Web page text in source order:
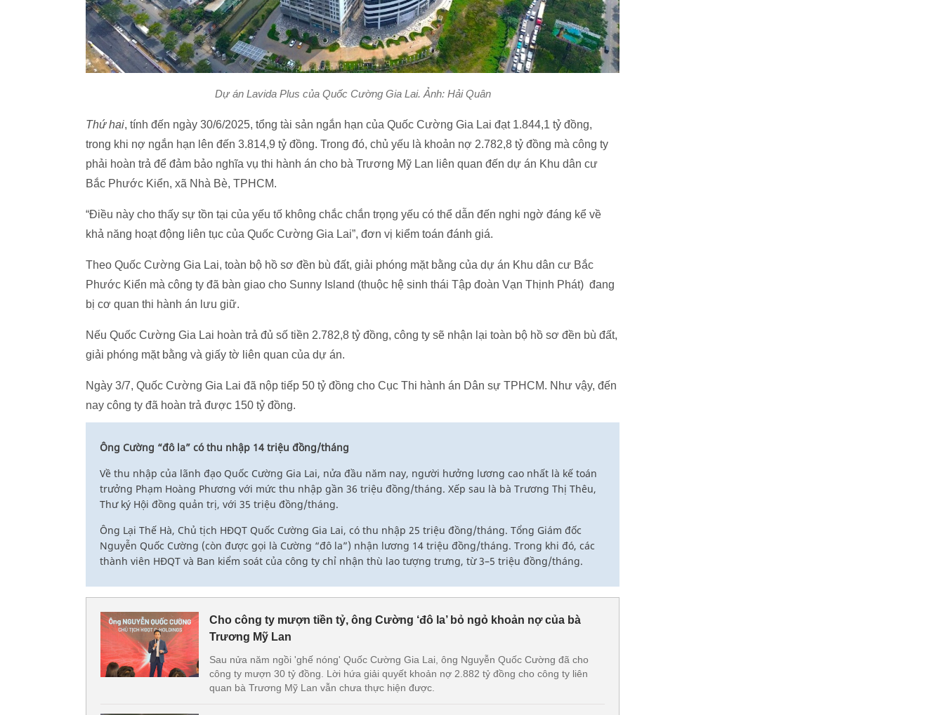
Dự án Lavida Plus của Quốc Cường Gia Lai. Ảnh: Hải Quân
Thứ hai, tính đến ngày 30/6/2025, tổng tài sản ngắn hạn của Quốc Cường Gia Lai đạt 1.844,1 tỷ đồng,
trong khi nợ ngắn hạn lên đến 3.814,9 tỷ đồng. Trong đó, chủ yếu là khoản nợ 2.782,8 tỷ đồng mà công ty
phải hoàn trả để đảm bảo nghĩa vụ thi hành án cho bà Trương Mỹ Lan liên quan đến dự án Khu dân cư
Bắc Phước Kiển, xã Nhà Bè, TPHCM.
“Điều này cho thấy sự tồn tại của yếu tố không chắc chắn trọng yếu có thể dẫn đến nghi ngờ đáng kể về
khả năng hoạt động liên tục của Quốc Cường Gia Lai”, đơn vị kiểm toán đánh giá.
Theo Quốc Cường Gia Lai, toàn bộ hồ sơ đền bù đất, giải phóng mặt bằng của dự án Khu dân cư Bắc
Phước Kiển mà công ty đã bàn giao cho Sunny Island (thuộc hệ sinh thái Tập đoàn Vạn Thịnh Phát) đang
bị cơ quan thi hành án lưu giữ.
Nếu Quốc Cường Gia Lai hoàn trả đủ số tiền 2.782,8 tỷ đồng, công ty sẽ nhận lại toàn bộ hồ sơ đền bù đất,
giải phóng mặt bằng và giấy tờ liên quan của dự án.
Ngày 3/7, Quốc Cường Gia Lai đã nộp tiếp 50 tỷ đồng cho Cục Thi hành án Dân sự TPHCM. Như vậy, đến
nay công ty đã hoàn trả được 150 tỷ đồng.
Ông Cường “đô la” có thu nhập 14 triệu đồng/tháng
Về thu nhập của lãnh đạo Quốc Cường Gia Lai, nửa đầu năm nay, người hưởng lương cao nhất là kế toán
trưởng Phạm Hoàng Phương với mức thu nhập gần 36 triệu đồng/tháng. Xếp sau là bà Trương Thị Thêu,
Thư ký Hội đồng quản trị, với 35 triệu đồng/tháng.
Ông Lại Thế Hà, Chủ tịch HĐQT Quốc Cường Gia Lai, có thu nhập 25 triệu đồng/tháng. Tổng Giám đốc
Nguyễn Quốc Cường (còn được gọi là Cường “đô la”) nhận lương 14 triệu đồng/tháng. Trong khi đó, các
thành viên HĐQT và Ban kiểm soát của công ty chỉ nhận thù lao tượng trưng, từ 3–5 triệu đồng/tháng.
Cho công ty mượn tiền tỷ, ông Cường ‘đô la’ bỏ ngỏ khoản nợ của bà
Trương Mỹ Lan
Sau nửa năm ngồi 'ghế nóng' Quốc Cường Gia Lai, ông Nguyễn Quốc Cường đã cho
công ty mượn 30 tỷ đồng. Lời hứa giải quyết khoản nợ 2.882 tỷ đồng cho công ty liên
quan bà Trương Mỹ Lan vẫn chưa thực hiện được.